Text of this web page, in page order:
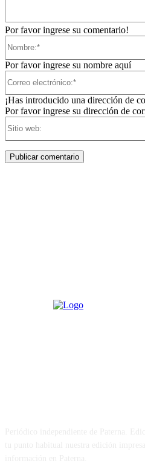
Por favor ingrese su comentario!
Por favor ingrese su nombre aquí
¡Has introducido una dirección de
Por favor ingrese su dirección de